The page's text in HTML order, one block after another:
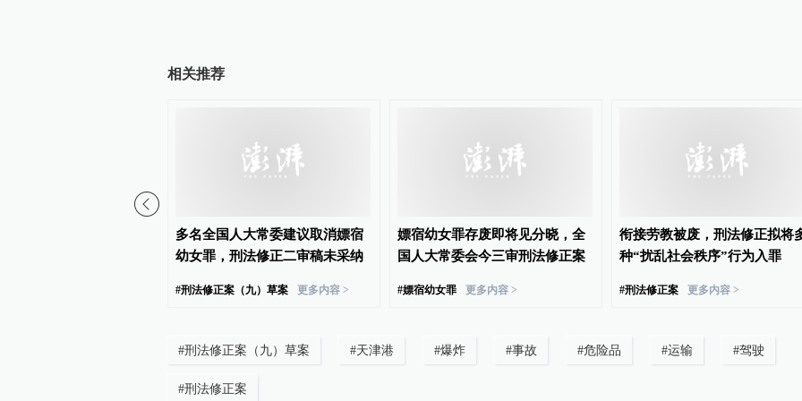
相关推荐
多名全国人大常委建议取消嫖宿
幼女罪，刑法修正二审稿未采纳
#刑法修正案（九）草案 更多内容 >
嫖宿幼女罪存废即将见分晓，全
国人大常委会今三审刑法修正案
#嫖宿幼女罪 更多内容 >
衔接劳教被废，刑法修正拟将
种“扰乱社会秩序”行为入罪
#刑法修正案 更多内容 >
#刑法修正案（九）草案 #天津港 #爆炸 #事故 #危险品 #运输 #驾驶
#刑法修正案